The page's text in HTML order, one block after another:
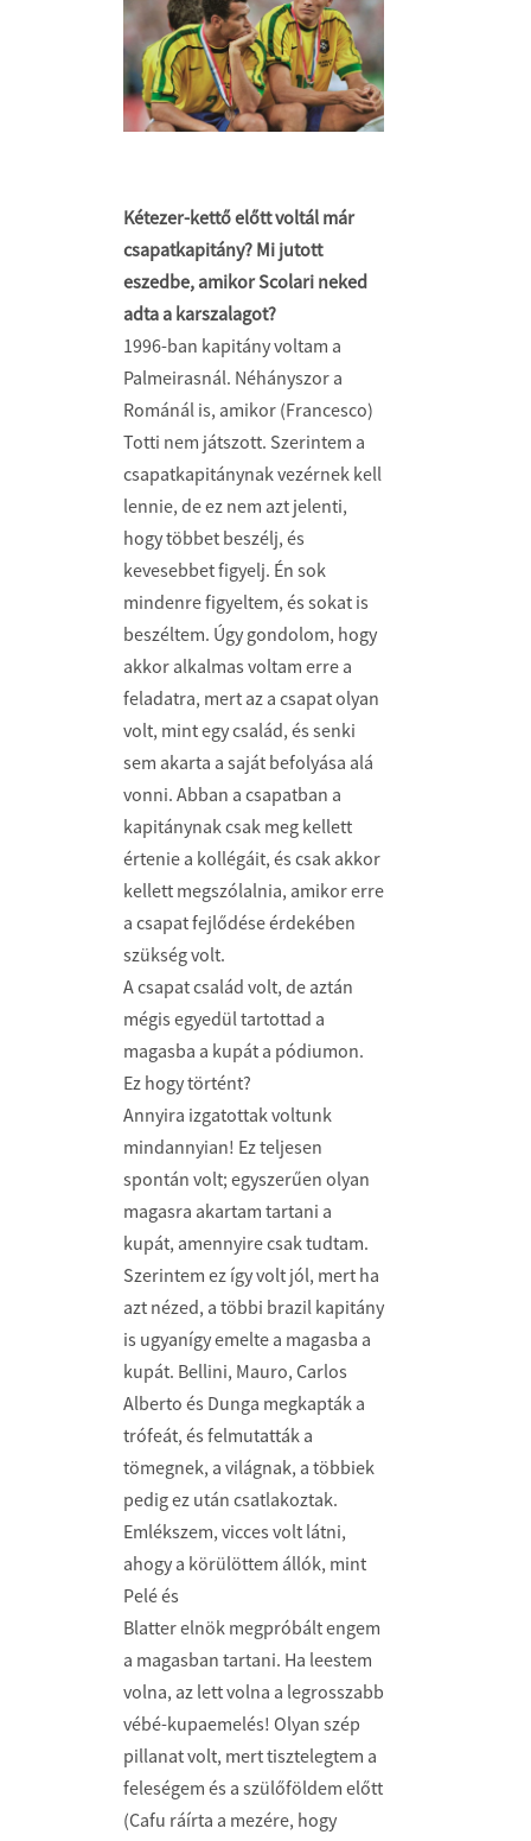
Kétezer-kettő előtt voltál már
csapatkapitány? Mi jutott
eszedbe, amikor Scolari neked
adta a karszalagot?
1996-ban kapitány voltam a
Palmeirasnál. Néhányszor a
Románál is, amikor (Francesco)
Totti nem játszott. Szerintem a
csapatkapitánynak vezérnek kell
lennie, de ez nem azt jelenti,
hogy többet beszélj, és
kevesebbet figyelj. Én sok
mindenre figyeltem, és sokat is
beszéltem. Úgy gondolom, hogy
akkor alkalmas voltam erre a
feladatra, mert az a csapat olyan
volt, mint egy család, és senki
sem akarta a saját befolyása alá
vonni. Abban a csapatban a
kapitánynak csak meg kellett
értenie a kollégáit, és csak akkor
kellett megszólalnia, amikor erre
a csapat fejlődése érde­ké­ben
szükség volt.
A csapat család volt, de aztán
mégis egyedül tartottad a
magasba a kupát a pódiumon.
Ez hogy történt?
Annyira izgatottak voltunk
mindannyian! Ez teljesen
spontán volt; egyszerűen olyan
magasra akartam tartani a
kupát, amennyire csak tudtam.
Szerintem ez így volt jól, mert ha
azt nézed, a többi brazil kapitány
is ugyanígy emelte a magasba a
kupát. Bellini, Mauro, Carlos
Alberto és Dunga megkapták a
trófeát, és felmutatták a
tömegnek, a világnak, a többiek
pedig ez után csatlakoztak.
Emlékszem, vicces volt látni,
ahogy a körülöttem állók, mint
Pelé és
Blatter elnök megpróbált engem
a magasban tartani. Ha leestem
volna, az lett volna a legrosszabb
vébé-kupaemelés! Olyan szép
pillanat volt, mert tisztelegtem a
feleségem és a szülőföldem előtt
(Cafu ráírta a mezére, hogy